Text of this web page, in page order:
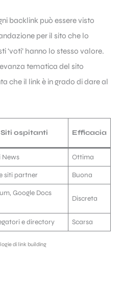
backlink può essere visto
per il sito che lo
‘voti’ hanno lo stesso valore.
tematica del sito
che il link è in grado di dare al
Siti ospitanti Efficacia
News Ottima
siti partner Buona
Google Docs
Discreta
e directory Scarsa
di link building